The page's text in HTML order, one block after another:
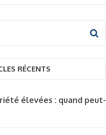
RÉCENTS
élevées : quand peut-